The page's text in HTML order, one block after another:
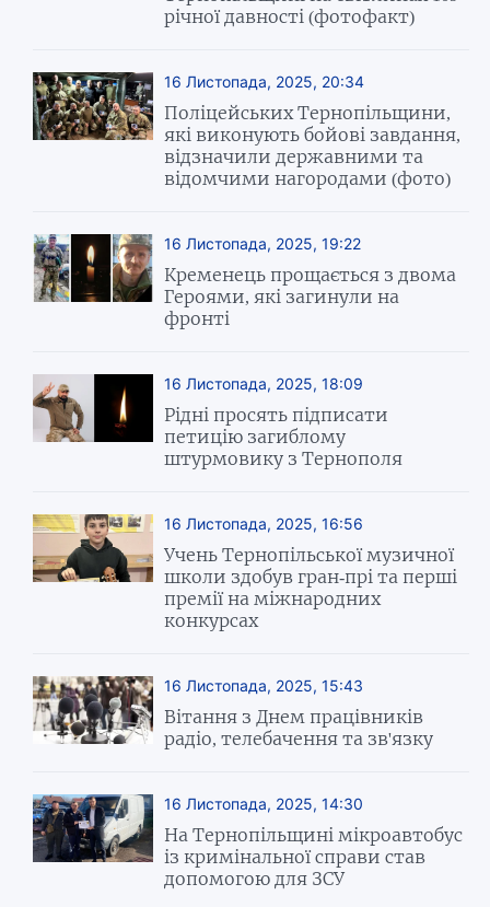
річної давності (фотофакт)
16 Листопада, 2025, 20:34
Поліцейських Тернопільщини,
які виконують бойові завдання,
відзначили державними та
відомчими нагородами (фото)
16 Листопада, 2025, 19:22
Кременець прощається з двома
Героями, які загинули на
фронті
16 Листопада, 2025, 18:09
Рідні просять підписати
петицію загиблому
штурмовику з Тернополя
16 Листопада, 2025, 16:56
Учень Тернопільської музичної
школи здобув гран-прі та перші
премії на міжнародних
конкурсах
16 Листопада, 2025, 15:43
Вітання з Днем працівників
радіо, телебачення та зв'язку
16 Листопада, 2025, 14:30
На Тернопільщині мікроавтобус
із кримінальної справи став
допомогою для ЗСУ